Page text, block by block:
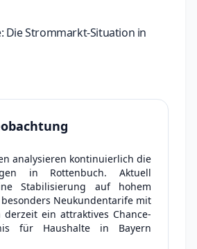
Die Strommarkt-Situation in
analysieren kontinuierlich die
in Rottenbuch. Aktuell
Stabilisierung auf hohem
Neukundentarife mit
derzeit ein attraktives Chance-
für Haushalte in Bayern